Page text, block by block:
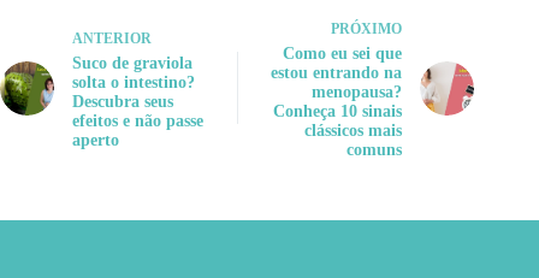
ANTERIOR
Suco de graviola
solta o intestino?
Descubra seus
efeitos e não passe
aperto
PRÓXIMO
Como eu sei que
estou entrando na
menopausa?
Conheça 10 sinais
clássicos mais
comuns